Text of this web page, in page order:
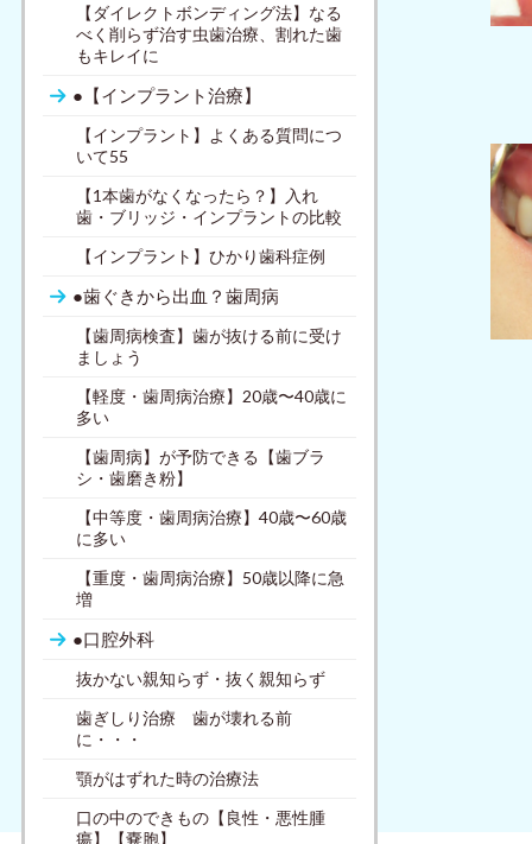
【ダイレクトボンディング法】なる
べく削らず治す虫歯治療、割れた歯
もキレイに
●【インプラント治療】
【インプラント】よくある質問につ
いて55
【1本歯がなくなったら？】入れ
歯・ブリッジ・インプラントの比較
【インプラント】ひかり歯科症例
●歯ぐきから出血？歯周病
【歯周病検査】歯が抜ける前に受け
ましょう
【軽度・歯周病治療】20歳〜40歳に
多い
【歯周病】が予防できる【歯ブラ
シ・歯磨き粉】
【中等度・歯周病治療】40歳〜60歳
に多い
【重度・歯周病治療】50歳以降に急
増
●口腔外科
抜かない親知らず・抜く親知らず
歯ぎしり治療 歯が壊れる前
に・・・
顎がはずれた時の治療法
口の中のできもの【良性・悪性腫
瘍】【嚢胞】